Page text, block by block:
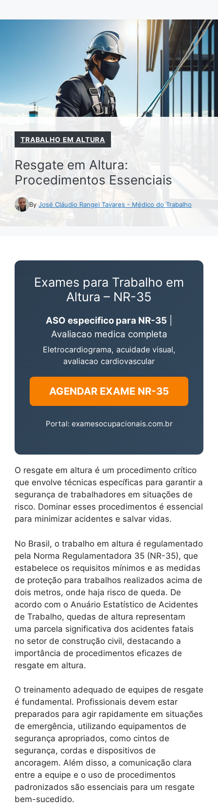
para
TRABALHO EM ALTURA
Resgate em Altura:
Procedimentos Essenciais
By José Cláudio Rangel Tavares - Médico do Trabalho
Exames para Trabalho em
Altura – NR-35
ASO especifico para NR-35
Avaliacao medica completa
Eletrocardiograma, acuidade visual,
avaliacao cardiovascular
AGENDAR EXAME NR-35
Portal: examesocupacionais.com.br
O resgate em altura é um procedimento crítico
que envolve técnicas específicas para garantir a
segurança de trabalhadores em situações de
risco. Dominar esses procedimentos é essencial
para minimizar acidentes e salvar vidas.
No Brasil, o trabalho em altura é regulamentado
pela Norma Regulamentadora 35 (NR-35), que
estabelece os requisitos mínimos e as medidas
de proteção para trabalhos realizados acima de
dois metros, onde haja risco de queda. De
acordo com o Anuário Estatístico de Acidentes
de Trabalho, quedas de altura representam
uma parcela significativa dos acidentes fatais
no setor de construção civil, destacando a
importância de procedimentos eficazes de
resgate em altura.
O treinamento adequado de equipes de resgate
é fundamental. Profissionais devem estar
preparados para agir rapidamente em situações
de emergência, utilizando equipamentos de
segurança apropriados, como cintos de
segurança, cordas e dispositivos de
ancoragem. Além disso, a comunicação clara
entre a equipe e o uso de procedimentos
padronizados são essenciais para um resgate
bem-sucedido.